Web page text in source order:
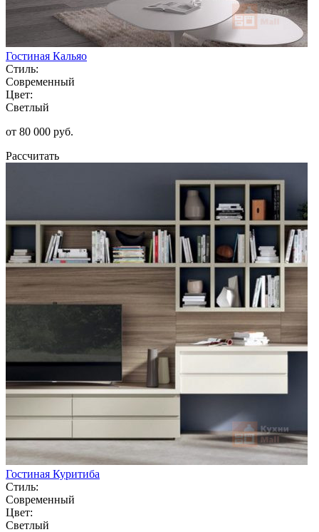
Гостиная Кальяо
Стиль:
Современный
Цвет:
Светлый
от 80 000 руб.
Рассчитать
Гостиная Куритиба
Стиль:
Современный
Цвет:
Светлый